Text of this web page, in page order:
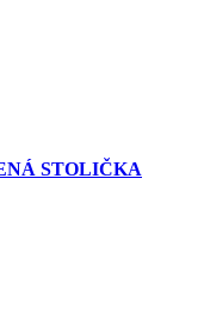
STOLIČKA